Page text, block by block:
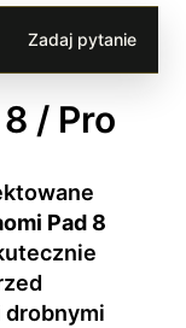
Zadaj pytanie
/ Pro
Pad 8
drobnymi